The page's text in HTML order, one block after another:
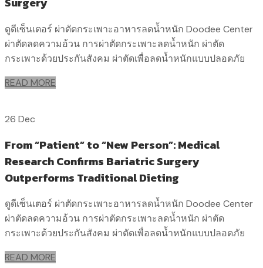
ดูดีเซ็นเตอร์ ผ่าตัดกระเพาะอาหารลดน้ำหนัก Doodee Center
ผ่าตัดลดความอ้วน การผ่าตัดกระเพาะลดน้ำหนัก ผ่าตัด
กระเพาะด้วยประกันสังคม ผ่าตัดเพื่อลดน้ำหนักแบบปลอดภัย
READ MORE
26 Dec
From “Patient” to “New Person”: Medical
Research Confirms Bariatric Surgery
Outperforms Traditional Dieting
ดูดีเซ็นเตอร์ ผ่าตัดกระเพาะอาหารลดน้ำหนัก Doodee Center
ผ่าตัดลดความอ้วน การผ่าตัดกระเพาะลดน้ำหนัก ผ่าตัด
กระเพาะด้วยประกันสังคม ผ่าตัดเพื่อลดน้ำหนักแบบปลอดภัย
READ MORE